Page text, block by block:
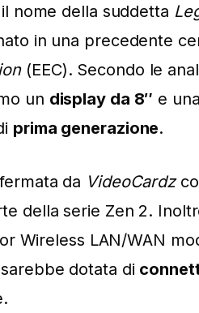
nome della suddetta
in una precedente
(EEC). Secondo le
un display da 8″ e
prima generazione.
da VideoCardz
della serie Zen 2.
Wireless LAN/WAN
dotata di